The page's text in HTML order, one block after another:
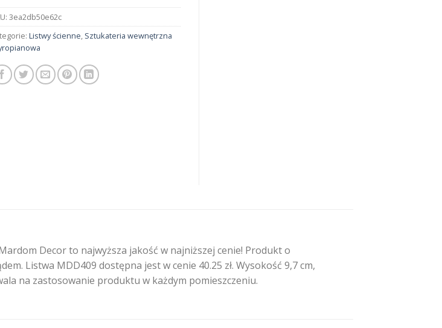
3ea2db50e62c
Listwy ścienne, Sztukateria wewnętrzna
Decor to najwyższa jakość w najniższej cenie! Produkt o
Listwa MDD409 dostępna jest w cenie 40.25 zł. Wysokość 9,7 cm,
na zastosowanie produktu w każdym pomieszczeniu.